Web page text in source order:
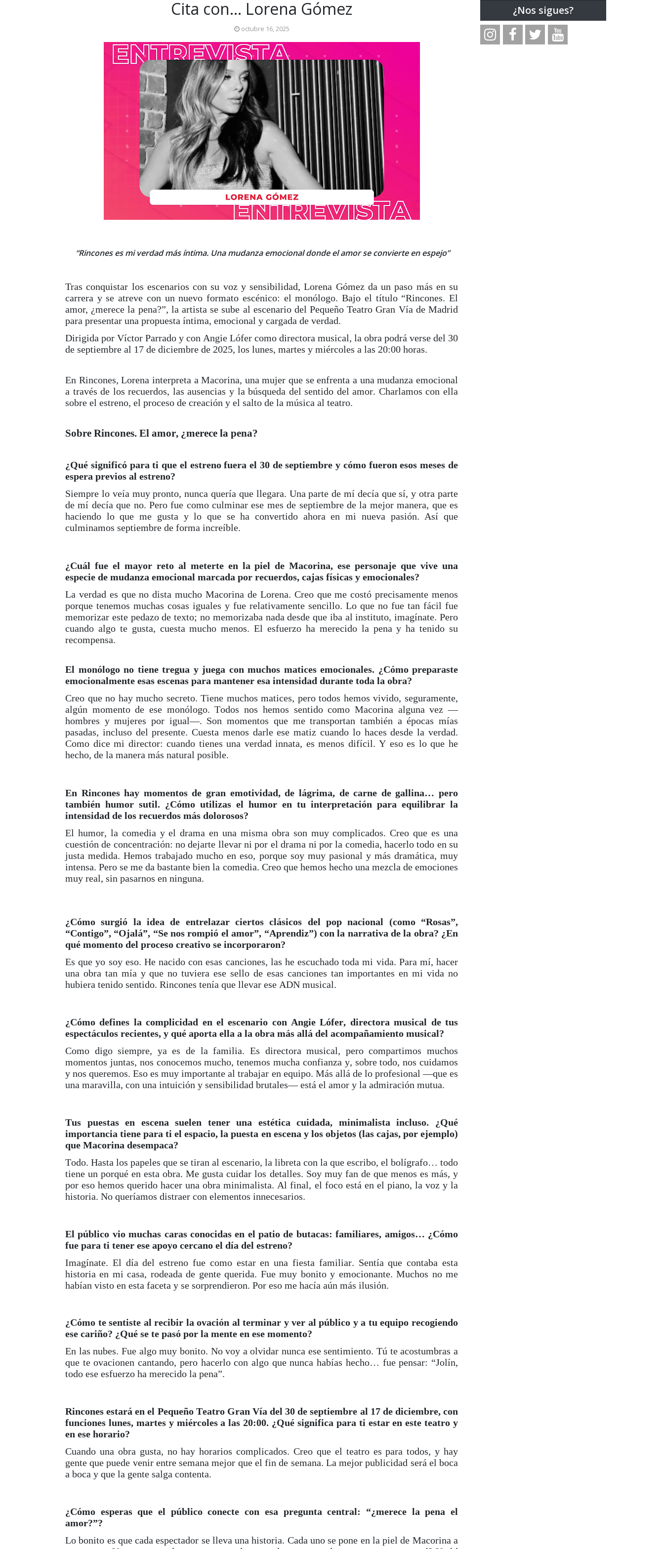
Cita con… Lorena Gómez
octubre 16, 2025
“Rincones es mi verdad más íntima. Una mudanza emocional donde el amor se convierte en espejo”
Tras conquistar los escenarios con su voz y sensibilidad, Lorena Gómez da un paso más en su
carrera y se atreve con un nuevo formato escénico: el monólogo. Bajo el título “Rincones. El
amor, ¿merece la pena?”, la artista se sube al escenario del Pequeño Teatro Gran Vía de Madrid
para presentar una propuesta íntima, emocional y cargada de verdad.
Dirigida por Víctor Parrado y con Angie Lófer como directora musical, la obra podrá verse del 30
de septiembre al 17 de diciembre de 2025, los lunes, martes y miércoles a las 20:00 horas.
En Rincones, Lorena interpreta a Macorina, una mujer que se enfrenta a una mudanza emocional
a través de los recuerdos, las ausencias y la búsqueda del sentido del amor. Charlamos con ella
sobre el estreno, el proceso de creación y el salto de la música al teatro.
Sobre Rincones. El amor, ¿merece la pena?
¿Qué significó para ti que el estreno fuera el 30 de septiembre y cómo fueron esos meses de
espera previos al estreno?
Siempre lo veía muy pronto, nunca quería que llegara. Una parte de mí decía que sí, y otra parte
de mí decía que no. Pero fue como culminar ese mes de septiembre de la mejor manera, que es
haciendo lo que me gusta y lo que se ha convertido ahora en mi nueva pasión. Así que
culminamos septiembre de forma increíble.
¿Cuál fue el mayor reto al meterte en la piel de Macorina, ese personaje que vive una
especie de mudanza emocional marcada por recuerdos, cajas físicas y emocionales?
La verdad es que no dista mucho Macorina de Lorena. Creo que me costó precisamente menos
porque tenemos muchas cosas iguales y fue relativamente sencillo. Lo que no fue tan fácil fue
memorizar este pedazo de texto; no memorizaba nada desde que iba al instituto, imagínate. Pero
cuando algo te gusta, cuesta mucho menos. El esfuerzo ha merecido la pena y ha tenido su
recompensa.
El monólogo no tiene tregua y juega con muchos matices emocionales. ¿Cómo preparaste
emocionalmente esas escenas para mantener esa intensidad durante toda la obra?
Creo que no hay mucho secreto. Tiene muchos matices, pero todos hemos vivido, seguramente,
algún momento de ese monólogo. Todos nos hemos sentido como Macorina alguna vez —
hombres y mujeres por igual—. Son momentos que me transportan también a épocas mías
pasadas, incluso del presente. Cuesta menos darle ese matiz cuando lo haces desde la verdad.
Como dice mi director: cuando tienes una verdad innata, es menos difícil. Y eso es lo que he
hecho, de la manera más natural posible.
En Rincones hay momentos de gran emotividad, de lágrima, de carne de gallina… pero
también humor sutil. ¿Cómo utilizas el humor en tu interpretación para equilibrar la
intensidad de los recuerdos más dolorosos?
El humor, la comedia y el drama en una misma obra son muy complicados. Creo que es una
cuestión de concentración: no dejarte llevar ni por el drama ni por la comedia, hacerlo todo en su
justa medida. Hemos trabajado mucho en eso, porque soy muy pasional y más dramática, muy
intensa. Pero se me da bastante bien la comedia. Creo que hemos hecho una mezcla de emociones
muy real, sin pasarnos en ninguna.
¿Cómo surgió la idea de entrelazar ciertos clásicos del pop nacional (como “Rosas”,
“Contigo”, “Ojalá”, “Se nos rompió el amor”, “Aprendiz”) con la narrativa de la obra? ¿En
qué momento del proceso creativo se incorporaron?
Es que yo soy eso. He nacido con esas canciones, las he escuchado toda mi vida. Para mí, hacer
una obra tan mía y que no tuviera ese sello de esas canciones tan importantes en mi vida no
hubiera tenido sentido. Rincones tenía que llevar ese ADN musical.
¿Cómo defines la complicidad en el escenario con Angie Lófer, directora musical de tus
espectáculos recientes, y qué aporta ella a la obra más allá del acompañamiento musical?
Como digo siempre, ya es de la familia. Es directora musical, pero compartimos muchos
momentos juntas, nos conocemos mucho, tenemos mucha confianza y, sobre todo, nos cuidamos
y nos queremos. Eso es muy importante al trabajar en equipo. Más allá de lo profesional —que es
una maravilla, con una intuición y sensibilidad brutales— está el amor y la admiración mutua.
Tus puestas en escena suelen tener una estética cuidada, minimalista incluso. ¿Qué
importancia tiene para ti el espacio, la puesta en escena y los objetos (las cajas, por ejemplo)
que Macorina desempaca?
Todo. Hasta los papeles que se tiran al escenario, la libreta con la que escribo, el bolígrafo… todo
tiene un porqué en esta obra. Me gusta cuidar los detalles. Soy muy fan de que menos es más, y
por eso hemos querido hacer una obra minimalista. Al final, el foco está en el piano, la voz y la
historia. No queríamos distraer con elementos innecesarios.
El público vio muchas caras conocidas en el patio de butacas: familiares, amigos… ¿Cómo
fue para ti tener ese apoyo cercano el día del estreno?
Imagínate. El día del estreno fue como estar en una fiesta familiar. Sentía que contaba esta
historia en mi casa, rodeada de gente querida. Fue muy bonito y emocionante. Muchos no me
habían visto en esta faceta y se sorprendieron. Por eso me hacía aún más ilusión.
¿Cómo te sentiste al recibir la ovación al terminar y ver al público y a tu equipo recogiendo
ese cariño? ¿Qué se te pasó por la mente en ese momento?
En las nubes. Fue algo muy bonito. No voy a olvidar nunca ese sentimiento. Tú te acostumbras a
que te ovacionen cantando, pero hacerlo con algo que nunca habías hecho… fue pensar: “Jolín,
todo ese esfuerzo ha merecido la pena”.
Rincones estará en el Pequeño Teatro Gran Vía del 30 de septiembre al 17 de diciembre, con
funciones lunes, martes y miércoles a las 20:00. ¿Qué significa para ti estar en este teatro y
en ese horario?
Cuando una obra gusta, no hay horarios complicados. Creo que el teatro es para todos, y hay
gente que puede venir entre semana mejor que el fin de semana. La mejor publicidad será el boca
a boca y que la gente salga contenta.
¿Cómo esperas que el público conecte con esa pregunta central: “¿merece la pena el
amor?”?
Lo bonito es que cada espectador se lleva una historia. Cada uno se pone en la piel de Macorina a
¿Nos sigues?